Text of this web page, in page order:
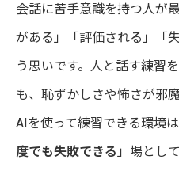
会話に苦手意識を持つ人が
がある」「評価される」「
う思いです。人と話す練習
も、恥ずかしさや怖さが邪魔
AIを使って練習できる環境
度でも失敗できる 」場とし